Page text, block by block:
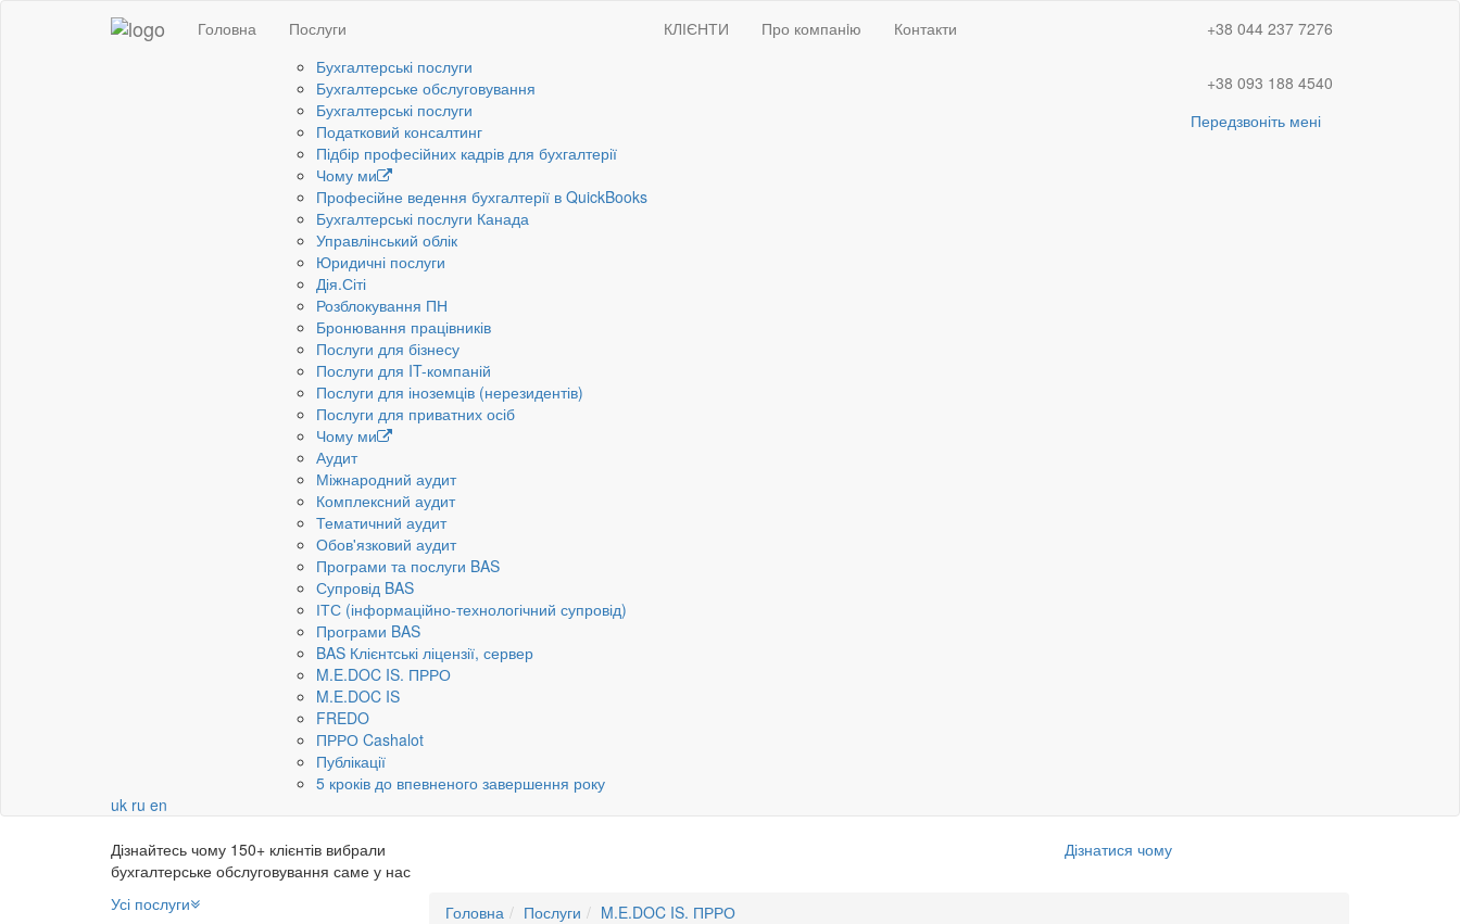
Головна
Послуги
Бухгалтерські послуги
Бухгалтерське обслуговування
Бухгалтерські послуги
Податковий консалтинг
Підбір професійних кадрів для бухгалтерії
Чому ми
Професійне ведення бухгалтерії в QuickBooks
Бухгалтерські послуги Канада
Управлінський облік
Юридичні послуги
Дія.Сіті
Розблокування ПН
Бронювання працівників
Послуги для бізнесу
Послуги для IT-компаній
Послуги для іноземців (нерезидентів)
Послуги для приватних осіб
Чому ми
Аудит
Міжнародний аудит
Комплексний аудит
Тематичний аудит
Обов'язковий аудит
Програми та послуги BAS
Супровід BAS
ІТС (інформаційно-технологічний супровід)
Програми BAS
BAS Клієнтські ліцензії, сервер
M.E.DOC IS. ПРРО
M.E.DOC IS
FREDO
ПРРО Cashalot
Публікації
5 кроків до впевненого завершення року
КЛІЄНТИ Про компанiю Контакти +38 044 237 7276
+38 093 188 4540
Передзвоніть мені
uk ru en
Дізнайтесь чому 150+ клієнтів вибрали
бухгалтерське обслуговування саме у нас
Дізнатися чому
Усі послуги
Головна Послуги M.E.DOC IS. ПРРО